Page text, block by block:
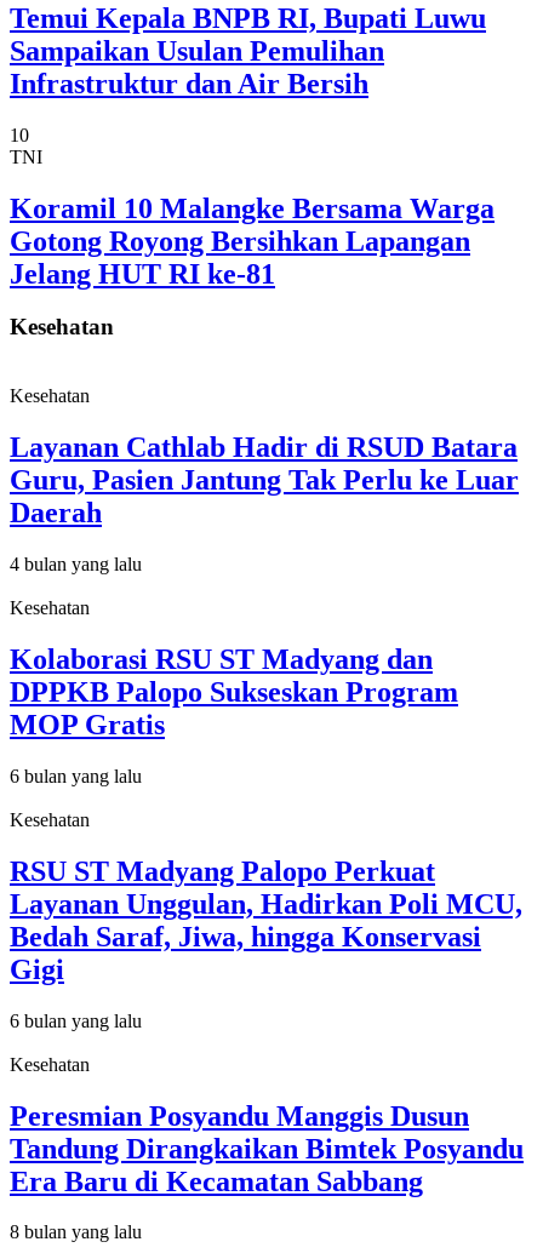
Temui Kepala BNPB RI, Bupati Luwu
Sampaikan Usulan Pemulihan
Infrastruktur dan Air Bersih
10
TNI
Koramil 10 Malangke Bersama Warga
Gotong Royong Bersihkan Lapangan
Jelang HUT RI ke-81
Kesehatan
Kesehatan
Layanan Cathlab Hadir di RSUD Batara
Guru, Pasien Jantung Tak Perlu ke Luar
Daerah
4 bulan yang lalu
Kesehatan
Kolaborasi RSU ST Madyang dan
DPPKB Palopo Sukseskan Program
MOP Gratis
6 bulan yang lalu
Kesehatan
RSU ST Madyang Palopo Perkuat
Layanan Unggulan, Hadirkan Poli MCU,
Bedah Saraf, Jiwa, hingga Konservasi
Gigi
6 bulan yang lalu
Kesehatan
Peresmian Posyandu Manggis Dusun
Tandung Dirangkaikan Bimtek Posyandu
Era Baru di Kecamatan Sabbang
8 bulan yang lalu